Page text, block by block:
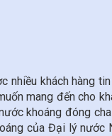
nhiều khách hàng
mang đến cho
khoáng đóng
của Đại lý